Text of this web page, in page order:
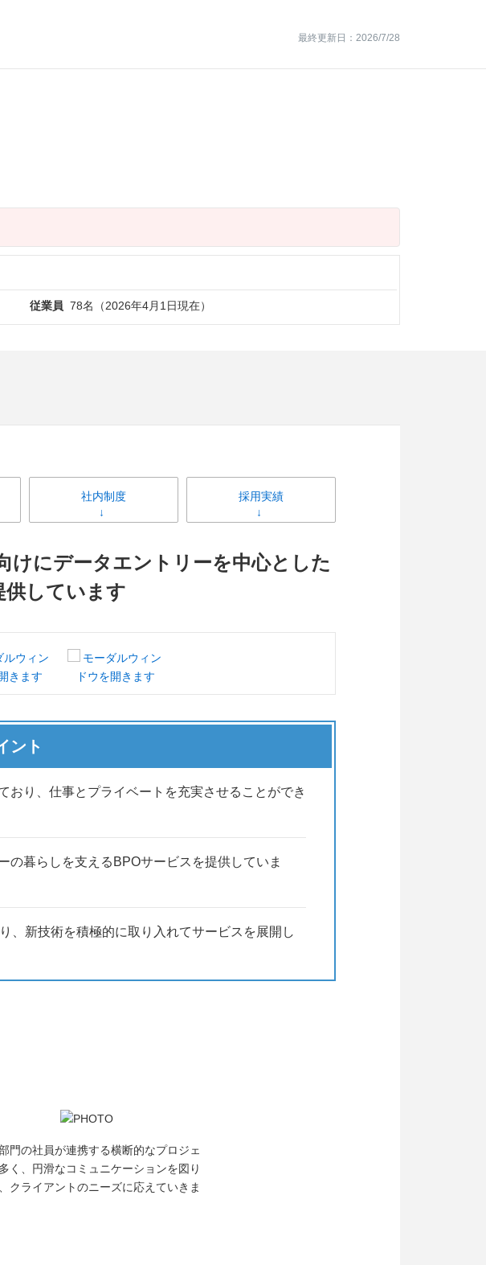
最終更新日：2026/7/28
従業員 78名（2026年4月1日現在）
社内制度 採用実績
けにデータエントリーを中心とした
供しています
ント
おり、仕事とプライベートを充実させることができ
の暮らしを支えるBPOサービスを提供していま
、新技術を積極的に取り入れてサービスを展開し
門の社員が連携する横断的なプロジェ
く、円滑なコミュニケーションを図り
クライアントのニーズに応えていきま